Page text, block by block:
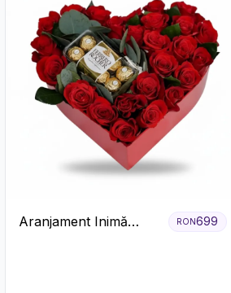
Aranjament Inimă
RON699